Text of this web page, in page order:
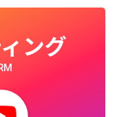
ング